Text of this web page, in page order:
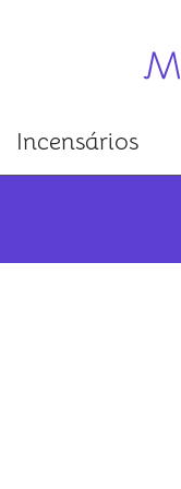
Incensários